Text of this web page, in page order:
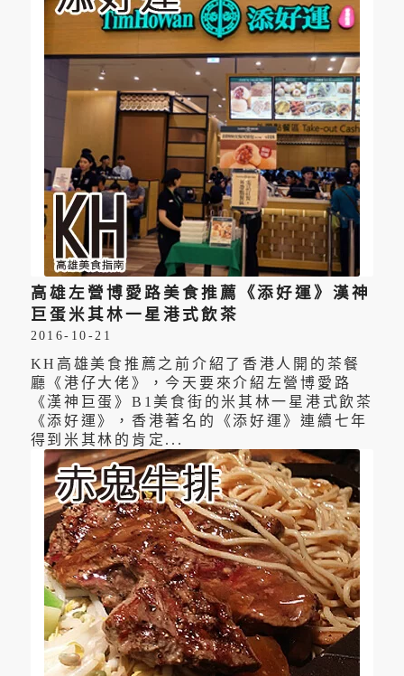
高雄左營博愛路美食推薦《添好運》漢神
巨蛋米其林一星港式飲茶
2016-10-21
KH高雄美食推薦之前介紹了香港人開的茶餐
廳《港仔大佬》，今天要來介紹左營博愛路
《漢神巨蛋》B1美食街的米其林一星港式飲茶
《添好運》，香港著名的《添好運》連續七年
得到米其林的肯定...